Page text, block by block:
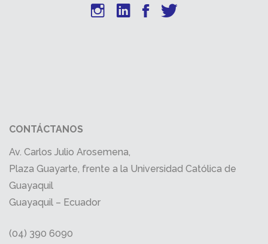
CONTÁCTANOS
Av. Carlos Julio Arosemena,
Plaza Guayarte, frente a la Universidad Católica de
Guayaquil
Guayaquil – Ecuador
(04) 390 6090